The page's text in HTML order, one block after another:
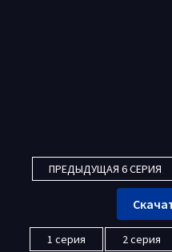
ПРЕДЫДУЩАЯ 6 СЕРИЯ
1 серия 2 серия